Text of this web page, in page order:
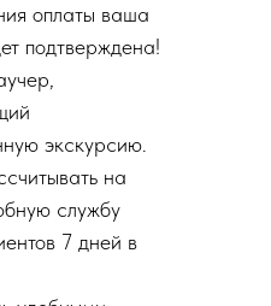
оплаты ваша
подтверждена!
экскурсию.
на
службу
7 дней в